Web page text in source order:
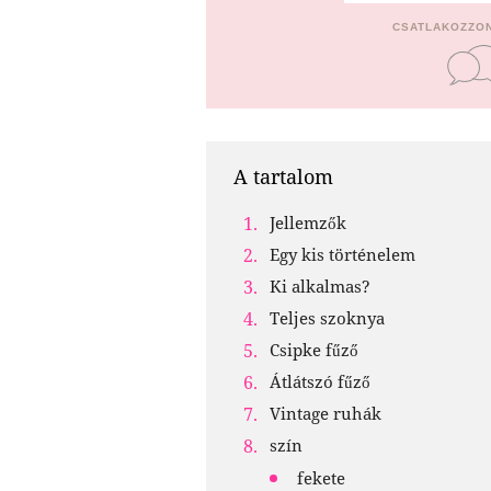
A tartalom
Jellemzők
Egy kis történelem
Ki alkalmas?
Teljes szoknya
Csipke fűző
Átlátszó fűző
Vintage ruhák
szín
fekete